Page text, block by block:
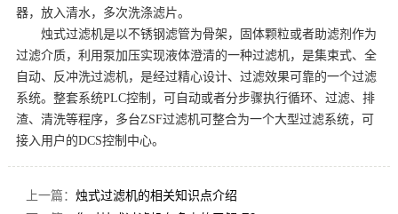
器，放入清水，多次洗涤滤片。
烛式过滤机是以不锈钢滤管为骨架，固体颗粒或者助滤剂作为
过滤介质，利用泵加压实现液体澄清的一种过滤机，是集束式、全
自动、反冲洗过滤机，是经过精心设计、过滤效果可靠的一个过滤
系统。整套系统PLC控制，可自动或者分步骤执行循环、过滤、排
渣、清洗等程序，多台ZSF过滤机可整合为一个大型过滤系统，可
接入用户的DCS控制中心。
上一篇： 烛式过滤机的相关知识点介绍